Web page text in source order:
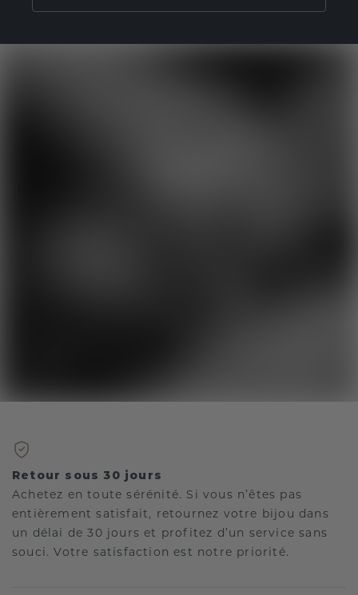
Retour sous 30 jours
Achetez en toute sérénité. Si vous n’êtes pas
entièrement satisfait, retournez votre bijou dans
un délai de 30 jours et profitez d’un service sans
souci. Votre satisfaction est notre priorité.